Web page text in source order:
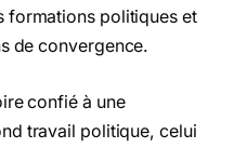
formations politiques et
de convergence.
confié à une
travail politique, celui